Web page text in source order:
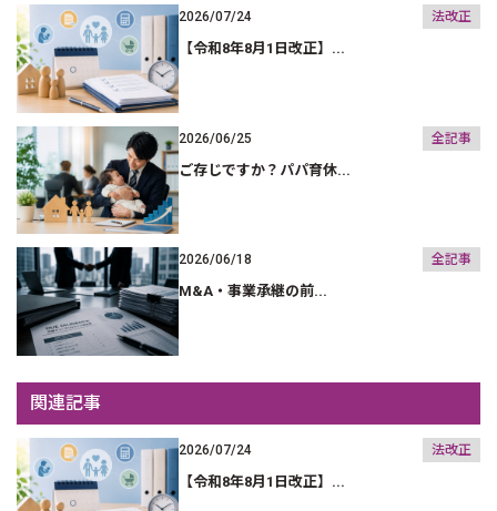
2026/07/24 法改正
【令和8年8月1日改正】...
2026/06/25 全記事
ご存じですか？パパ育休...
2026/06/18 全記事
M&A・事業承継の前...
関連記事
2026/07/24 法改正
【令和8年8月1日改正】...